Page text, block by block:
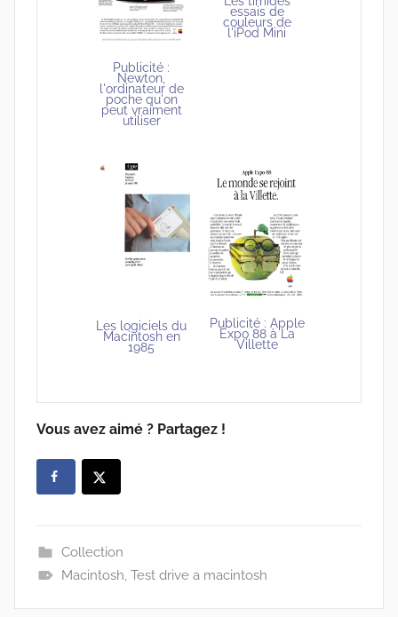
Publicité :
Newton,
l'ordinateur de
poche qu'on
peut vraiment
utiliser
essais de
couleurs de
l'iPod Mini
Les logiciels du
Macintosh en
1985
Publicité : Apple
Expo 88 à La
Villette
Vous avez aimé ? Partagez !
Collection
Macintosh, Test drive a macintosh